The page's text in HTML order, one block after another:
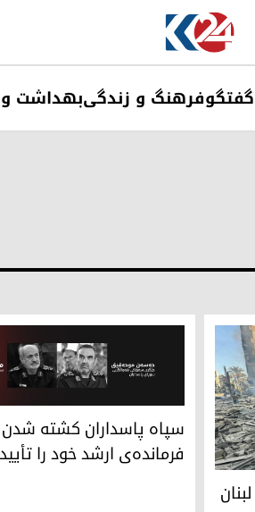
گفتگوفرهنگ و زندگیبهداشت
۶ مارس ۲۰۲۶ – عکس: ای‌اف‌پی
سپاه پاسداران کشته شدن سه
سپاه پاسداران کشته
فرمانده‌ی ارشد خود را